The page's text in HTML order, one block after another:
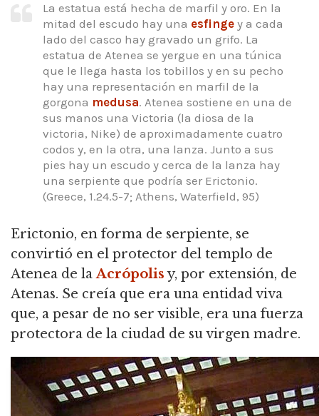
La estatua está hecha de marfil y oro. En la
mitad del escudo hay una esfinge y a cada
lado del casco hay gravado un grifo. La
estatua de Atenea se yergue en una túnica
que le llega hasta los tobillos y en su pecho
hay una representación en marfil de la
gorgona medusa. Atenea sostiene en una de
sus manos una Victoria (la diosa de la
victoria, Nike) de aproximadamente cuatro
codos y, en la otra, una lanza. Junto a sus
pies hay un escudo y cerca de la lanza hay
una serpiente que podría ser Erictonio.
(Greece, 1.24.5-7; Athens, Waterfield, 95)
Erictonio, en forma de serpiente, se
convirtió en el protector del templo de
Atenea de laAcrópolisy, por extensión, de
Atenas. Se creía que era una entidad viva
que, a pesar de no ser visible, era una fuerza
protectora de la ciudad de su virgen madre.